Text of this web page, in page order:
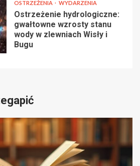
OSTRZEŻENIA WYDARZENIA
Ostrzeżenie hydrologiczne:
gwałtowne wzrosty stanu
wody w zlewniach Wisły i
Bugu